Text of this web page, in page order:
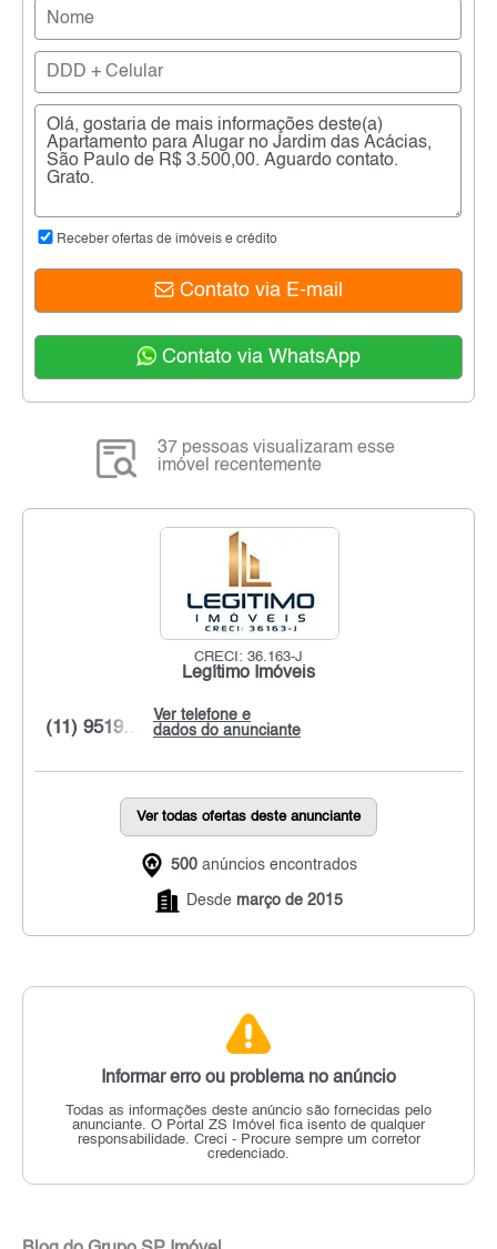
Receber ofertas de imóveis e crédito
Contato via E-mail
Contato via WhatsApp
37 pessoas visualizaram esse
imóvel recentemente
CRECI: 36.163-J
Legítimo Imóveis
Ver telefone e
dados do anunciante
(11) 9519...
Ver todas ofertas deste anunciante
500 anúncios encontrados
Desde março de 2015
Informar erro ou problema no anúncio
Todas as informações deste anúncio são fornecidas pelo
anunciante. O Portal ZS Imóvel fica isento de qualquer
responsabilidade. Creci - Procure sempre um corretor
credenciado.